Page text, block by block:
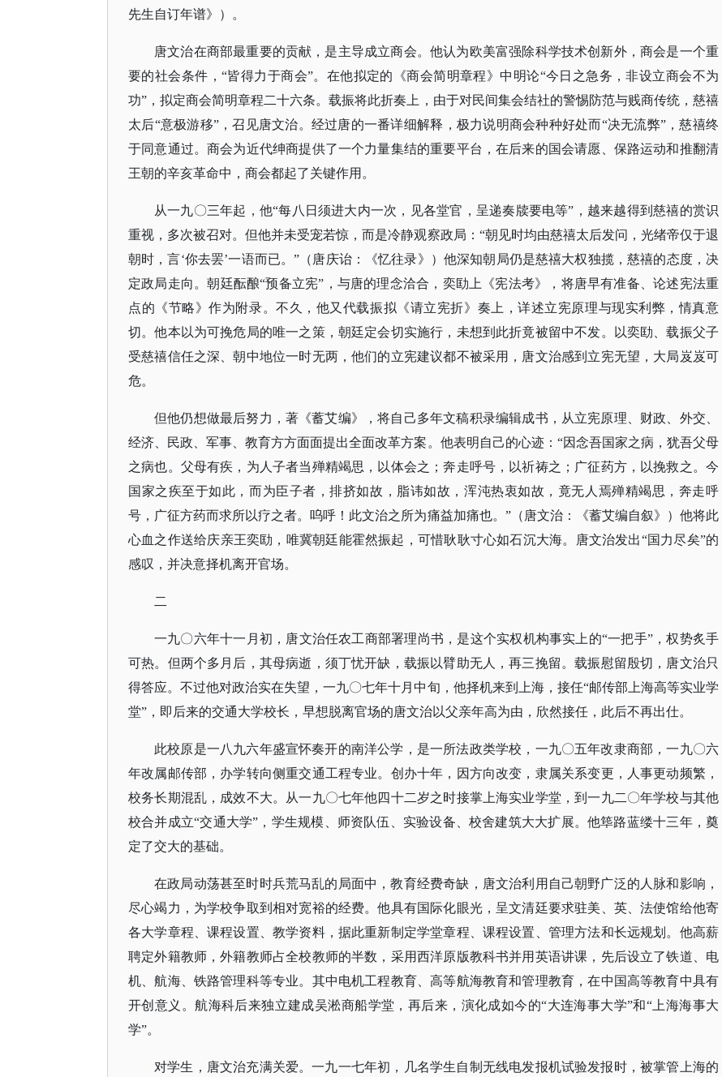
先生自订年谱》）。
唐文治在商部最重要的贡献，是主导成立商会。他认为欧美富强除科学技术创新外，商会是一个重
要的社会条件， “皆得力于商会”。在他拟定的《商会简明章程》中明论“今日之急务，非设立商会不为
功”，拟定商会简明章程二十六条。载振将此折奏上，由于对民间集会结社的警惕防范与贱商传统，慈禧
太后“意极游移”，召见唐文治。经过唐的一番详细解释，极力说明商会种种好处而“决无流弊”，慈禧终
于同意通过。商会为近代绅商提供了一个力量集结的重要平台，在后来的国会请愿、保路运动和推翻清
王朝的辛亥革命中，商会都起了关键作用。
从一九〇三年起，他“每八日须进大内一次，见各堂官，呈递奏牍要电等”，越来越得到慈禧的赏识
重视，多次被召对。但他并未受宠若惊，而是冷静观察政局：“朝见时均由慈禧太后发问，光绪帝仅于退
朝时，言‘你去罢’一语而已。”（唐庆诒：《忆往录》）他深知朝局仍是慈禧大权独揽，慈禧的态度，决
定政局走向。朝廷酝酿“预备立宪”，与唐的理念洽合，奕劻上《宪法考》，将唐早有准备、论述宪法重
点的《节略》作为附录。不久，他又代载振拟《请立宪折》奏上，详述立宪原理与现实利弊，情真意
切。他本以为可挽危局的唯一之策，朝廷定会切实施行，未想到此折竟被留中不发。以奕劻、载振父子
受慈禧信任之深、朝中地位一时无两，他们的立宪建议都不被采用，唐文治感到立宪无望，大局岌岌可
危。
但他仍想做最后努力，著《蓄艾编》，将自己多年文稿积录编辑成书，从立宪原理、财政、外交、
经济、民政、军事、教育方方面面提出全面改革方案。他表明自己的心迹： “因念吾国家之病，犹吾父母
之病也。父母有疾，为人子者当殚精竭思，以体会之；奔走呼号，以祈祷之；广征药方，以挽救之。今
国家之疾至于如此，而为臣子者，排挤如故，脂讳如故，浑沌热衷如故，竟无人焉殚精竭思，奔走呼
号，广征方药而求所以疗之者。呜呼！此文治之所为痛益加痛也。”（唐文治：《蓄艾编自叙》）他将此
心血之作送给庆亲王奕劻，唯冀朝廷能霍然振起，可惜耿耿寸心如石沉大海。唐文治发出“国力尽矣”的
感叹，并决意择机离开官场。
二
一九〇六年十一月初，唐文治任农工商部署理尚书，是这个实权机构事实上的“一把手”，权势炙手
可热。但两个多月后，其母病逝，须丁忧开缺，载振以臂助无人，再三挽留。载振慰留殷切，唐文治只
得答应。不过他对政治实在失望，一九〇七年十月中旬，他择机来到上海，接任“邮传部上海高等实业学
堂”，即后来的交通大学校长，早想脱离官场的唐文治以父亲年高为由，欣然接任，此后不再出仕。
此校原是一八九六年盛宣怀奏开的南洋公学，是一所法政类学校，一九〇五年改隶商部，一九〇六
年改属邮传部，办学转向侧重交通工程专业。创办十年，因方向改变，隶属关系变更，人事更动频繁，
校务长期混乱，成效不大。从一九〇七年他四十二岁之时接掌上海实业学堂，到一九二〇年学校与其他
校合并成立“交通大学”，学生规模、师资队伍、实验设备、校舍建筑大大扩展。他筚路蓝缕十三年，奠
定了交大的基础。
在政局动荡甚至时时兵荒马乱的局面中，教育经费奇缺，唐文治利用自己朝野广泛的人脉和影响，
尽心竭力，为学校争取到相对宽裕的经费。他具有国际化眼光，呈文清廷要求驻美、英、法使馆给他寄
各大学章程、课程设置、教学资料，据此重新制定学堂章程、课程设置、管理方法和长远规划。他高薪
聘定外籍教师，外籍教师占全校教师的半数，采用西洋原版教科书并用英语讲课，先后设立了铁道、电
机、航海、铁路管理科等专业。其中电机工程教育、高等航海教育和管理教育，在中国高等教育中具有
开创意义。航海科后来独立建成吴淞商船学堂，再后来，演化成如今的“大连海事大学”和“上海海事大
学”。
对学生，唐文治充满关爱。一九一七年初，几名学生自制无线电发报机试验发报时，被掌管上海的